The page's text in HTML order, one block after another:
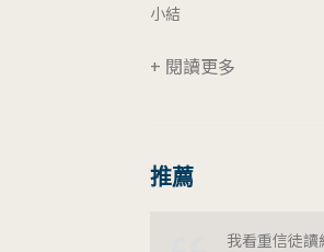
小結
+ 閱讀更多
推薦
我看重信徒